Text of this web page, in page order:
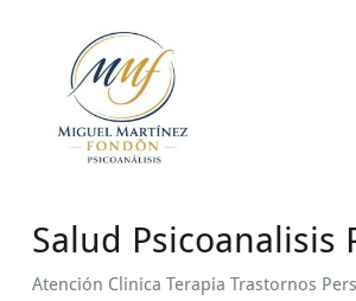
contenido
Salud Psicoanalisis
Atención Clinica Terapia Trastornos